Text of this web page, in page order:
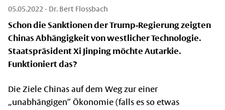
05.05.2022 - Dr. Bert Flossbach
Schon die Sanktionen der Trump-Regierung zeigten
Chinas Abhängigkeit von westlicher Technologie.
Staatspräsident Xi Jinping möchte Autarkie.
Funktioniert das?
Die Ziele Chinas auf dem Weg zur einer
„unabhängigen“ Ökonomie (falls es so etwas